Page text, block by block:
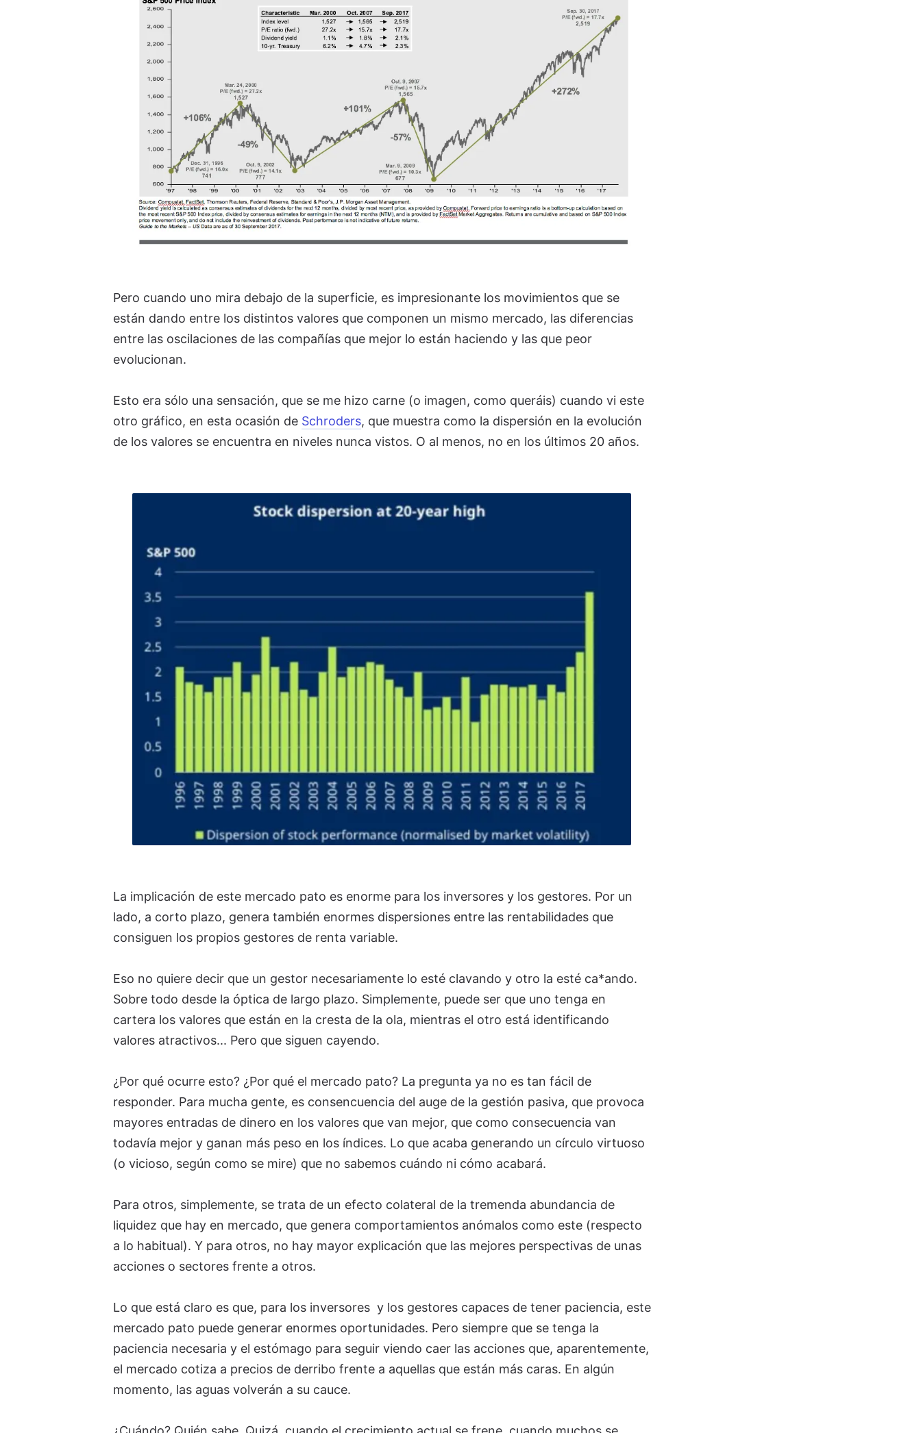
Pero cuando uno mira debajo de la superficie, es impresionante los movimientos que se
están dando entre los distintos valores que componen un mismo mercado, las diferencias
entre las oscilaciones de las compañías que mejor lo están haciendo y las que peor
evolucionan.
Esto era sólo una sensación, que se me hizo carne (o imagen, como queráis) cuando vi este
otro gráfico, en esta ocasión de Schroders, que muestra como la dispersión en la evolución
de los valores se encuentra en niveles nunca vistos. O al menos, no en los últimos 20 años.
La implicación de este mercado pato es enorme para los inversores y los gestores. Por un
lado, a corto plazo, genera también enormes dispersiones entre las rentabilidades que
consiguen los propios gestores de renta variable.
Eso no quiere decir que un gestor necesariamente lo esté clavando y otro la esté ca*ando.
Sobre todo desde la óptica de largo plazo. Simplemente, puede ser que uno tenga en
cartera los valores que están en la cresta de la ola, mientras el otro está identificando
valores atractivos... Pero que siguen cayendo.
¿Por qué ocurre esto? ¿Por qué el mercado pato? La pregunta ya no es tan fácil de
responder. Para mucha gente, es consencuencia del auge de la gestión pasiva, que provoca
mayores entradas de dinero en los valores que van mejor, que como consecuencia van
todavía mejor y ganan más peso en los índices. Lo que acaba generando un círculo virtuoso
(o vicioso, según como se mire) que no sabemos cuándo ni cómo acabará.
Para otros, simplemente, se trata de un efecto colateral de la tremenda abundancia de
liquidez que hay en mercado, que genera comportamientos anómalos como este (respecto
a lo habitual). Y para otros, no hay mayor explicación que las mejores perspectivas de unas
acciones o sectores frente a otros.
Lo que está claro es que, para los inversores y los gestores capaces de tener paciencia, este
mercado pato puede generar enormes oportunidades. Pero siempre que se tenga la
paciencia necesaria y el estómago para seguir viendo caer las acciones que, aparentemente,
el mercado cotiza a precios de derribo frente a aquellas que están más caras. En algún
momento, las aguas volverán a su cauce.